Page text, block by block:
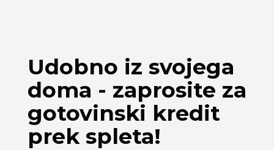
Udobno iz svojega
doma - zaprosite za
gotovinski kredit
prek spleta!